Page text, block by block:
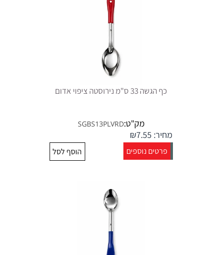
כף הגשה 33 ס"מ נירוסטה ציפוי אדום
מק"ט:SGBS13PLVRD
מחיר: ₪7.55
פרטים נוספים הוסף לסל